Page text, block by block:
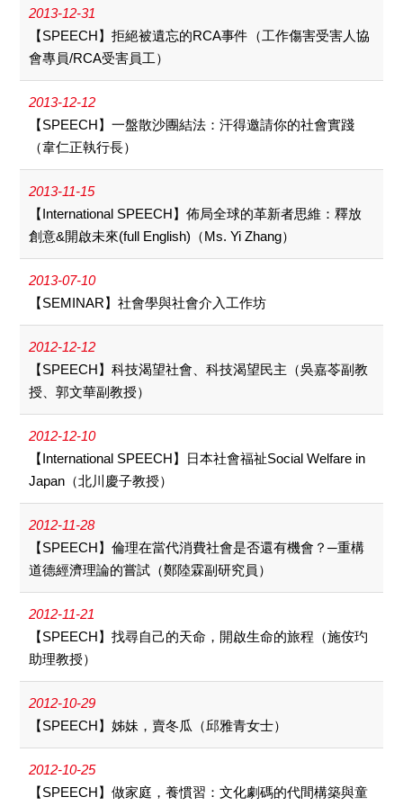
2013-12-31
【SPEECH】拒絕被遺忘的RCA事件（工作傷害受害人協
會專員/RCA受害員工）
2013-12-12
【SPEECH】一盤散沙團結法：汗得邀請你的社會實踐
（韋仁正執行長）
2013-11-15
【International SPEECH】佈局全球的革新者思維：釋放
創意&開啟未來(full English)（Ms. Yi Zhang）
2013-07-10
【SEMINAR】社會學與社會介入工作坊
2012-12-12
【SPEECH】科技渴望社會、科技渴望民主（吳嘉苓副教
授、郭文華副教授）
2012-12-10
【International SPEECH】日本社會福祉Social Welfare in
Japan（北川慶子教授）
2012-11-28
【SPEECH】倫理在當代消費社會是否還有機會？─重構
道德經濟理論的嘗試（鄭陸霖副研究員）
2012-11-21
【SPEECH】找尋自己的天命，開啟生命的旅程（施侒玓
助理教授）
2012-10-29
【SPEECH】姊妹，賣冬瓜（邱雅青女士）
2012-10-25
【SPEECH】做家庭，養慣習：文化劇碼的代間構築與童